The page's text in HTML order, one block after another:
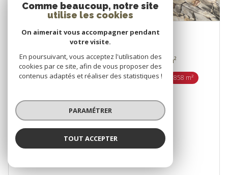
BOMPAS (66430)
Villa 5 pièce(s) 4 chambre(s) 180 m²
1 2 858 m²
489 000 €
Proposé par
Agence de Bompas
VOIR LE BIEN
Comme beaucoup, notre site
utilise les cookies
On aimerait vous accompagner pendant
votre visite.
En poursuivant, vous acceptez l'utilisation des
cookies par ce site, afin de vous proposer des
contenus adaptés et réaliser des statistiques !
PARAMÉTRER
TOUT ACCEPTER